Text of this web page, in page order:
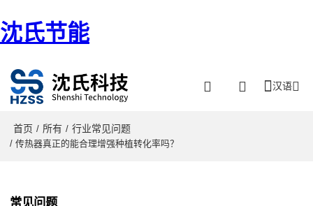
沈氏节能
汉语
首页 / 所有 / 行业常见问题
/ 传热器真正的能合理增强种植转化率吗？
常见问题